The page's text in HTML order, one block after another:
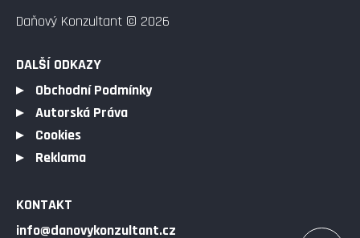
Daňový Konzultant © 2026
DALŠÍ ODKAZY
Obchodní Podmínky
Autorská Práva
Cookies
Reklama
KONTAKT
info@danovykonzultant.cz